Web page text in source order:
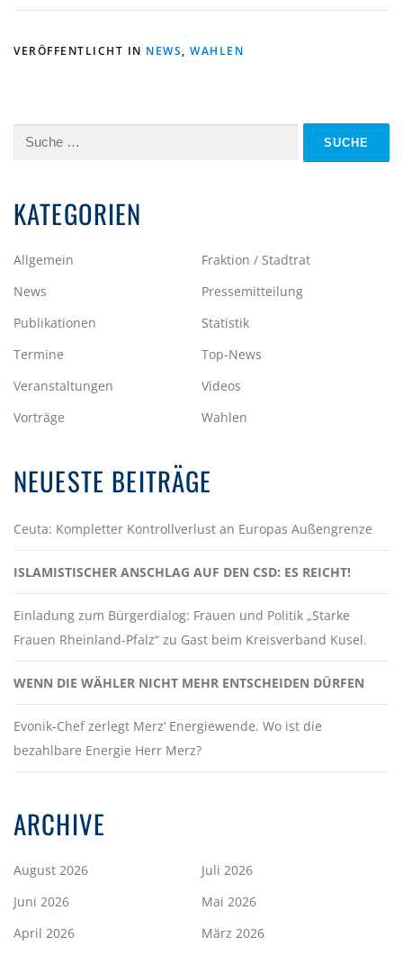
VERÖFFENTLICHT IN NEWS, WAHLEN
Suche
KATEGORIEN
Allgemein
Fraktion / Stadtrat
News
Pressemitteilung
Publikationen
Statistik
Termine
Top-News
Veranstaltungen
Videos
Vorträge
Wahlen
NEUESTE BEITRÄGE
Ceuta: Kompletter Kontrollverlust an Europas Außengrenze
ISLAMISTISCHER ANSCHLAG AUF DEN CSD: ES REICHT!
Einladung zum Bürgerdialog: Frauen und Politik „Starke
Frauen Rheinland-Pfalz“ zu Gast beim Kreisverband Kusel.
WENN DIE WÄHLER NICHT MEHR ENTSCHEIDEN DÜRFEN
Evonik-Chef zerlegt Merz‘ Energiewende. Wo ist die
bezahlbare Energie Herr Merz?
ARCHIVE
August 2026
Juli 2026
Juni 2026
Mai 2026
April 2026
März 2026